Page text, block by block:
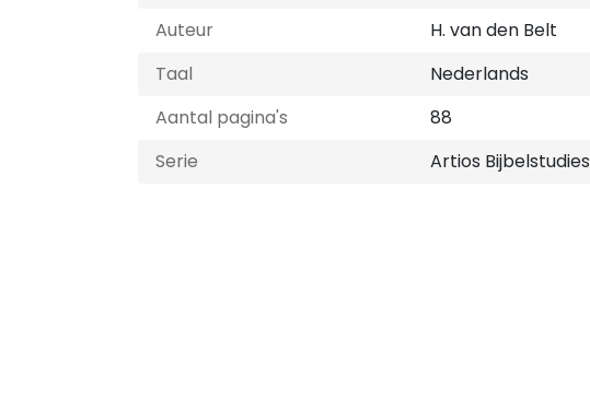
Auteur
H. van den Belt
Taal
Nederlands
Aantal pagina's
88
Serie
Artios Bijbelstudies